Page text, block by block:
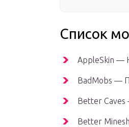
Список
AppleSkin —
BadMobs —
Better Caves
Better